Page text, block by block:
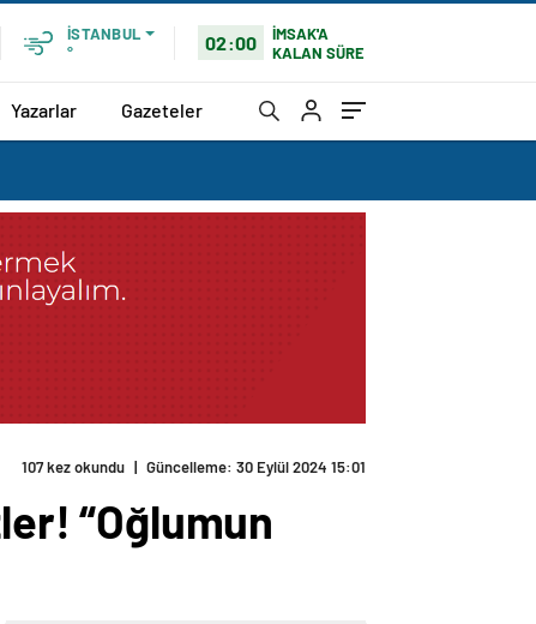
İSTANBUL
°
02:00
İMSAK'A
KALAN SÜRE
Yazarlar Gazeteler
isim sıraladı
“Oğlumun